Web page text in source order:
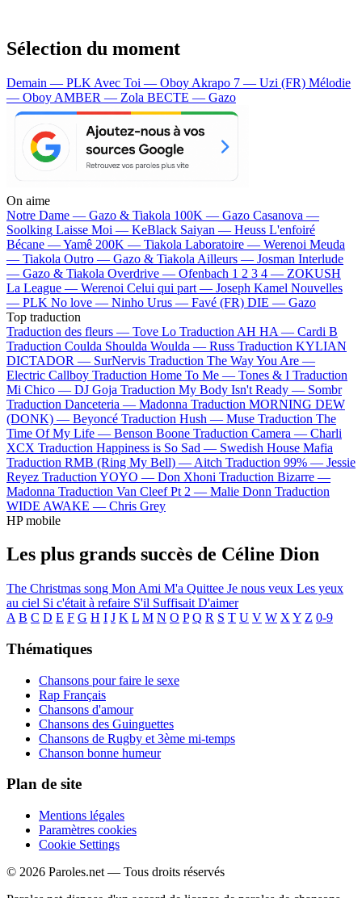
Sélection du moment
Demain — PLK Avec Toi — Oboy Akrapo 7 — Uzi (FR) Mélodie
— Oboy AMBER — Zola BECTE — Gazo
On aime
Notre Dame — Gazo & Tiakola 100K — Gazo Casanova —
Soolking Laisse Moi — KeBlack Saiyan — Heuss L'enfoiré
Bécane —Yamê 200K — Tiakola Laboratoire — Werenoi Meuda
— Tiakola Outro — Gazo & Tiakola Ailleurs — Josman Interlude
— Gazo & Tiakola Overdrive — Ofenbach 1 2 3 4 — ZOKUSH
La League — Werenoi Celui qui part — Joseph Kamel Nouvelles
— PLK No love — Ninho Urus — Favé (FR) DIE — Gazo
Top traduction
Traduction des fleurs — Tove Lo Traduction AH HA — Cardi B
Traduction Coulda Shoulda Woulda — Russ Traduction KYLIAN
DICTADOR — SurNervis Traduction The Way You Are —
Electric Callboy Traduction Home To Me — Tones & I Traduction
Mi Chico — DJ Goja Traduction My Body Isn't Ready — Sombr
Traduction Danceteria — Madonna Traduction MORNING DEW
(DONK) — Beyoncé Traduction Hush — Muse Traduction The
Time Of My Life — Benson Boone Traduction Camera — Charli
XCX Traduction Happiness is So Sad — Swedish House Mafia
Traduction RMB (Ring My Bell) — Aitch Traduction 99% — Jessie
Reyez Traduction YOYO — Don Xhoni Traduction Bizarre —
Madonna Traduction Van Cleef Pt 2 — Malie Donn Traduction
WIDE AWAKE — Chris Grey
HP mobile
Les plus grands succès de Céline Dion
The Christmas song Mon Ami M'a Quittee Je nous veux Les yeux
au ciel Si c'était à refaire S'il Suffisait D'aimer
A B C D E F G H I J K L M N O P Q R S T U V W X Y Z 0-9
Thématiques
Chansons pour faire le sexe
Rap Français
Chansons d'amour
Chansons des Guinguettes
Chansons de Rugby et 3ème mi-temps
Chanson bonne humeur
Plan de site
Mentions légales
Paramètres cookies
Cookie Settings
© 2026 Paroles.net — Tous droits réservés